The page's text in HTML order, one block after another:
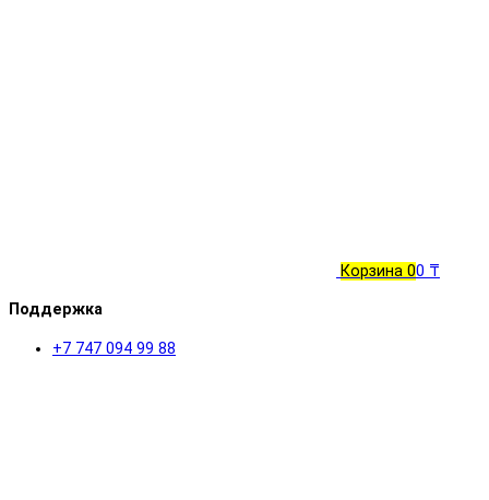
Корзина 00 ₸
Поддержка
+7 747 094 99 88